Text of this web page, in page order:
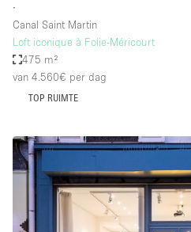
∙
Canal Saint Martin
Loft iconique à Folie-Méricourt
475 m²
van 4.560€ per dag
TOP RUIMTE